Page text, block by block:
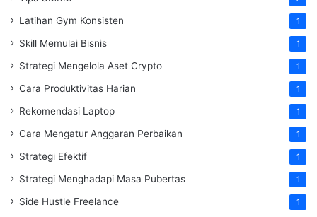
Latihan Gym Konsisten 1
Skill Memulai Bisnis 1
Strategi Mengelola Aset Crypto 1
Cara Produktivitas Harian 1
Rekomendasi Laptop 1
Cara Mengatur Anggaran Perbaikan 1
Strategi Efektif 1
Strategi Menghadapi Masa Pubertas 1
Side Hustle Freelance 1